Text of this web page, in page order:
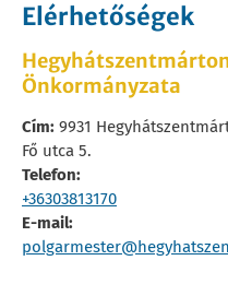
Elérhetőségek
Önkormányzata
Cím: 9931
Fő utca 5.
Telefon:
+36303813170
E-mail: